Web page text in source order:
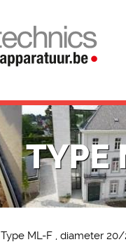
TYPE
Type ML-F , diameter